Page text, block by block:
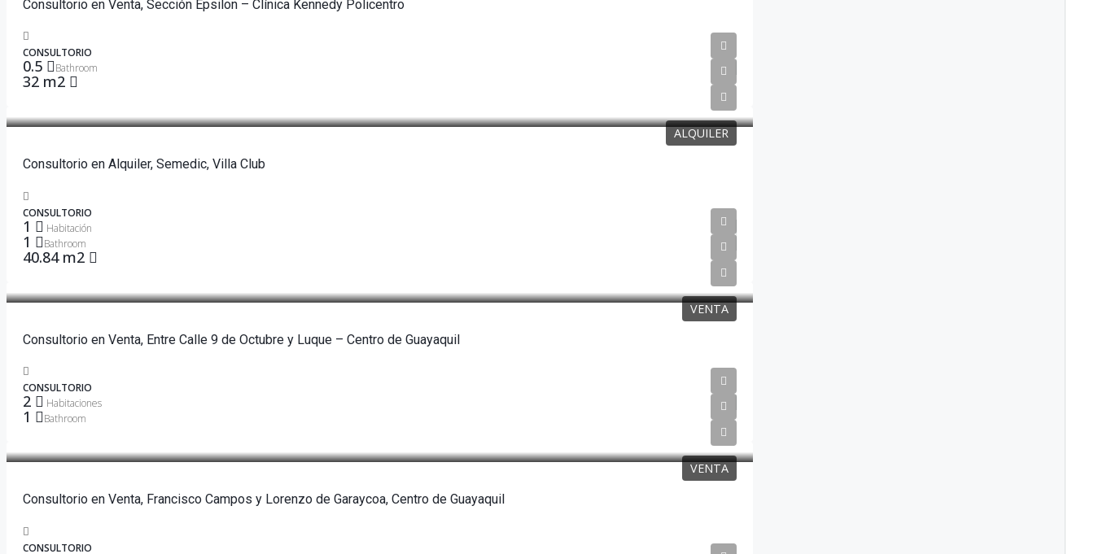
Consultorio en Venta, Sección Epsilon – Clínica Kennedy Policentro
CONSULTORIO
0.5 Bathroom
32 m2
ALQUILER
Consultorio en Alquiler, Semedic, Villa Club
CONSULTORIO
1 Habitación
1 Bathroom
40.84 m2
VENTA
Consultorio en Venta, Entre Calle 9 de Octubre y Luque – Centro de Guayaquil
CONSULTORIO
2 Habitaciones
1 Bathroom
VENTA
Consultorio en Venta, Francisco Campos y Lorenzo de Garaycoa, Centro de Guayaquil
CONSULTORIO